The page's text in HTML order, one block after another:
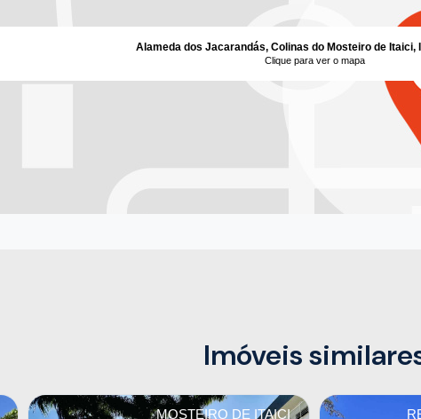
Alameda dos Jacarandás, Colinas do Mosteiro de Itaici,
Clique para ver o mapa
Imóveis
MOSTEIRO DE ITAICI